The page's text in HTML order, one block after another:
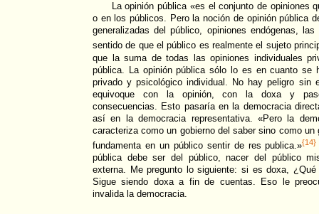
La opinión pública «es el conjunto de opiniones
o en los públicos. Pero la noción de opinión pública
generalizadas del público, opiniones endógenas,
sentido de que el público es realmente el sujeto
que la suma de todas las opiniones individuales
pública. La opinión pública sólo lo es en cuanto se
privado y psicológico individual. No hay peligro sin
equivoque con la opinión, con la doxa y
consecuencias. Esto pasaría en la democracia
así en la democracia representativa. «Pero la
caracteriza como un gobierno del saber sino como un
fundamenta en un público sentir de res publica.»{14}
pública debe ser del público, nacer del público
externa. Me pregunto lo siguiente: si es doxa,
Sigue siendo doxa a fin de cuentas. Eso le
invalida la democracia.